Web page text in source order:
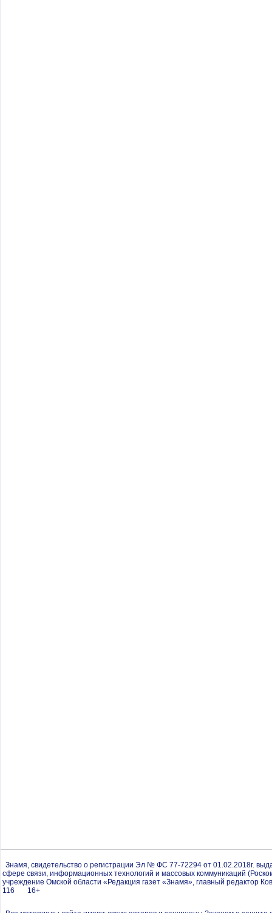
Знамя, свидетельство о регистрации Эл № ФС 77-72294 от 01.02.2018г.
сфере связи, информационных технологий и массовых коммуникаций
учреждение Омской области «Редакция газет «Знамя», главный редактор
116 16+